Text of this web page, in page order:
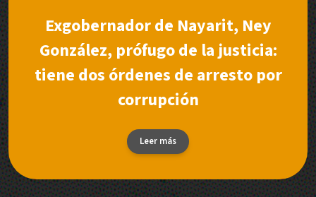
Exgobernador de Nayarit, Ney
González, prófugo de la justicia:
tiene dos órdenes de arresto por
corrupción
Leer más